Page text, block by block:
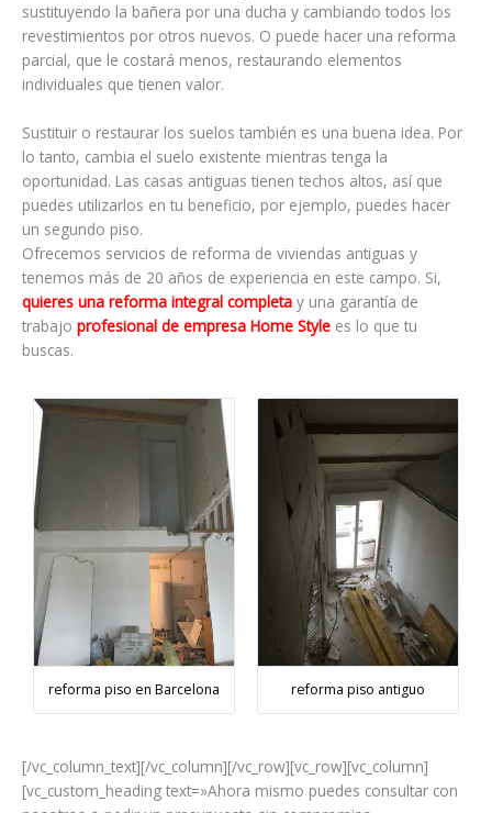
sustituyendo la bañera por una ducha y cambiando todos los
revestimientos por otros nuevos. O puede hacer una reforma
parcial, que le costará menos, restaurando elementos
individuales que tienen valor.
Sustituir o restaurar los suelos también es una buena idea. Por
lo tanto, cambia el suelo existente mientras tenga la
oportunidad. Las casas antiguas tienen techos altos, así que
puedes utilizarlos en tu beneficio, por ejemplo, puedes hacer
un segundo piso.
Ofrecemos servicios de reforma de viviendas antiguas y
tenemos más de 20 años de experiencia en este campo. Si,
quieres una reforma integral completa y una garantía de
trabajo profesional de empresa Home Style es lo que tu
buscas.
reforma piso en Barcelona reforma piso antiguo
[/vc_column_text][/vc_column][/vc_row][vc_row][vc_column]
[vc_custom_heading text=»Ahora mismo puedes consultar con